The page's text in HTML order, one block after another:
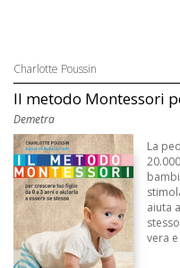
Charlotte Poussin
Il metodo Montessori
Demetra
La
aiuta
vera